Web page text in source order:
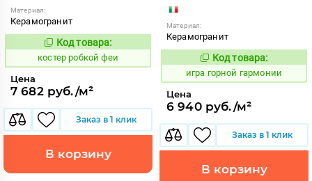
Материал:
Керамогранит
806738
Код товара:
костер робкой феи
Цена
7 682 руб./м²
Заказ в 1 клик
В корзину
Материал:
Керамогранит
549266
Код товара:
игра горной гармонии
Цена
6 940 руб./м²
Заказ в 1 клик
В корзину